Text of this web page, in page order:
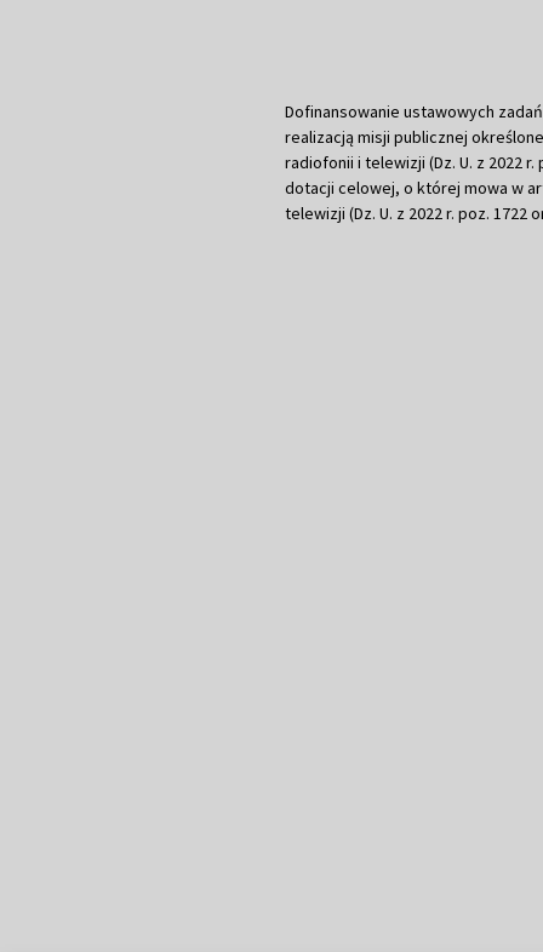
Dofinansowanie ustawowych
realizacją misji publicznej
radiofonii i telewizji (Dz. U. z 2022
dotacji celowej, o której mowa w
telewizji (Dz. U. z 2022 r. poz. 1722